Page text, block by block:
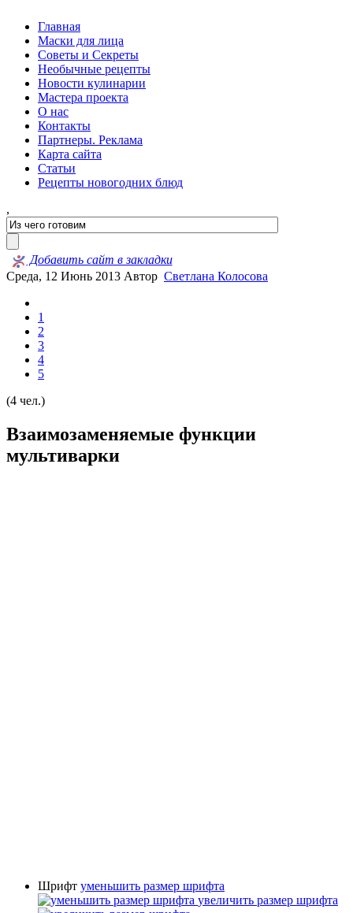
Главная
Маски для лица
Советы и Секреты
Необычные рецепты
Новости кулинарии
Мастера проекта
О нас
Контакты
Партнеры. Реклама
Карта сайта
Статьи
Рецепты новогодних блюд
,
Добавить сайт в закладки
Среда, 12 Июнь 2013 Автор Светлана Колосова
1
2
3
4
5
(4 чел.)
Взаимозаменяемые функции
мультиварки
Шрифт уменьшить размер шрифта
увеличить размер шрифта